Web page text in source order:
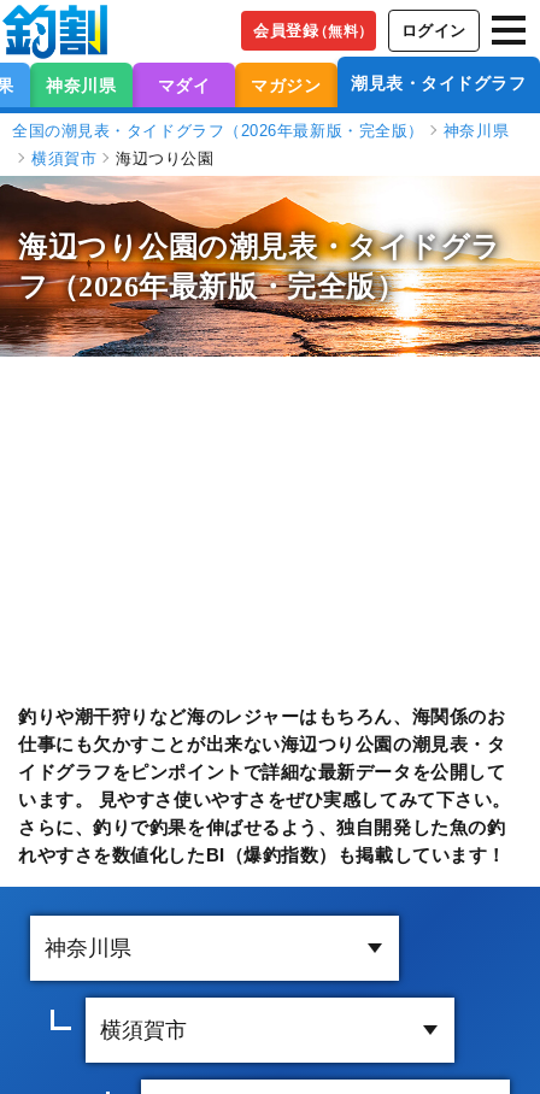
会員登録（無料） ログイン
神奈川県 マダイ マガジン 潮見表・タイドグラフ
全国の潮見表・タイドグラフ（2026年最新版・完全版）
神奈川県
横須賀市
海辺つり公園
海辺つり公園の潮見表・タイドグラ
フ（2026年最新版・完全版）
釣りや潮干狩りなど海のレジャーはもちろん、海関係のお
仕事にも欠かすことが出来ない海辺つり公園の潮見表・タ
イドグラフをピンポイントで詳細な最新データを公開して
います。 見やすさ使いやすさをぜひ実感してみて下さい。
さらに、釣りで釣果を伸ばせるよう、独自開発した魚の釣
れやすさを数値化したBI（爆釣指数）も掲載しています！